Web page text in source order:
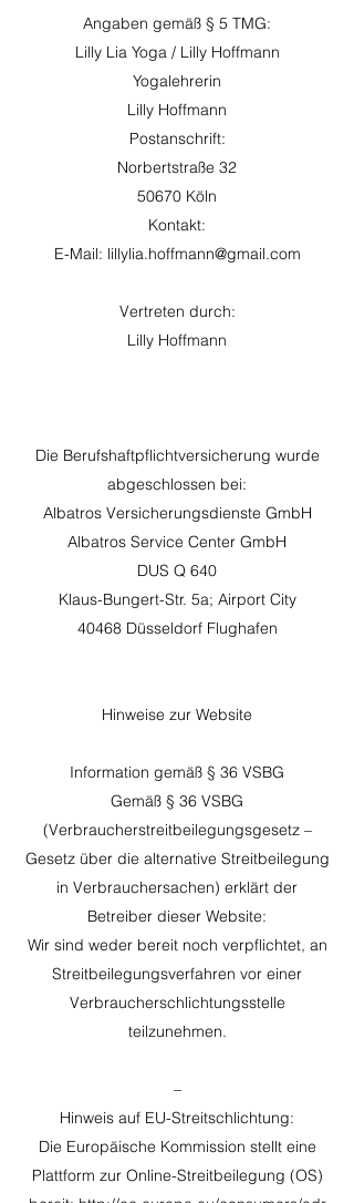
Angaben gemäß § 5 TMG:
Lilly Lia Yoga / Lilly Hoffmann
Yogalehrerin
Lilly Hoffmann
Postanschrift:
Norbertstraße 32
50670 Köln
Kontakt:
E-Mail: lillylia.hoffmann@gmail.com
Vertreten durch:
Lilly Hoffmann
Die Berufshaftpflichtversicherung wurde
abgeschlossen bei:
Albatros Versicherungsdienste GmbH
Albatros Service Center GmbH
DUS Q 640
Klaus-Bungert-Str. 5a; Airport City
40468 Düsseldorf Flughafen
Hinweise zur Website
Information gemäß § 36 VSBG
Gemäß § 36 VSBG
(Verbraucherstreitbeilegungsgesetz –
Gesetz über die alternative Streitbeilegung
in Verbrauchersachen) erklärt der
Betreiber dieser Website:
Wir sind weder bereit noch verpflichtet, an
Streitbeilegungsverfahren vor einer
Verbraucherschlichtungsstelle
teilzunehmen.
–
Hinweis auf EU-Streitschlichtung:
Die Europäische Kommission stellt eine
Plattform zur Online-Streitbeilegung (OS)